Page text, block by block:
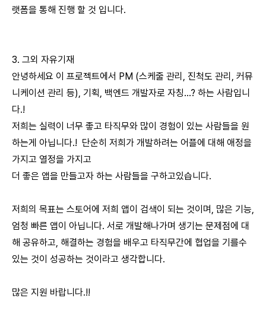
랫폼을 통해 진행 할 것 입니다.
3. 그외 자유기재
안녕하세요 이 프로젝트에서 PM (스케줄 관리, 진척도 관리, 커뮤
니케이션 관리 등), 기획, 백엔드 개발자로 자칭...? 하는 사람입니
다.!
저희는 실력이 너무 좋고 타직무와 많이 경험이 있는 사람들을 원
하는게 아닙니다.! 단순히 저희가 개발하려는 어플에 대해 애정을
가지고 열정을 가지고
더 좋은 앱을 만들고자 하는 사람들을 구하고있습니다.
저희의 목표는 스토어에 저희 앱이 검색이 되는 것이며, 많은 기능,
엄청 빠른 앱이 아닙니다. 서로 개발해나가며 생기는 문제점에 대
해 공유하고, 해결하는 경험을 배우고 타직무간에 협업을 기를수
있는 것이 성공하는 것이라고 생각합니다.
많은 지원 바랍니다.!!